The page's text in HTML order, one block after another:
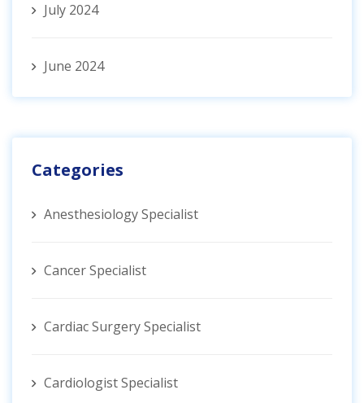
July 2024
June 2024
Categories
Anesthesiology Specialist
Cancer Specialist
Cardiac Surgery Specialist
Cardiologist Specialist